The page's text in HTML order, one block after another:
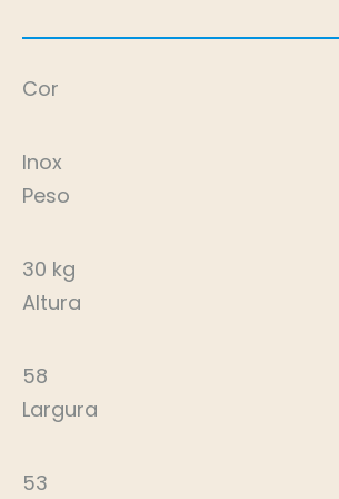
Cor
Inox
Peso
30 kg
Altura
58
Largura
53